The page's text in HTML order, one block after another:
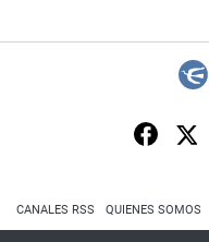
CANALES RSS QUIENES SOMOS